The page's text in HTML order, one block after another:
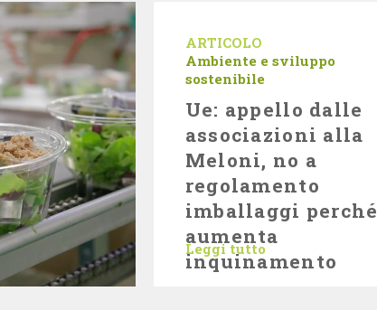
ARTICOLO
Ambiente e sviluppo
sostenibile
Ue: appello dalle
associazioni alla
Meloni, no a
regolamento
imballaggi perché
aumenta
inquinamento
Leggi tutto